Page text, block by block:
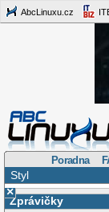
AbcLinuxu.cz
Poradna
Styl
×
Zprávičky